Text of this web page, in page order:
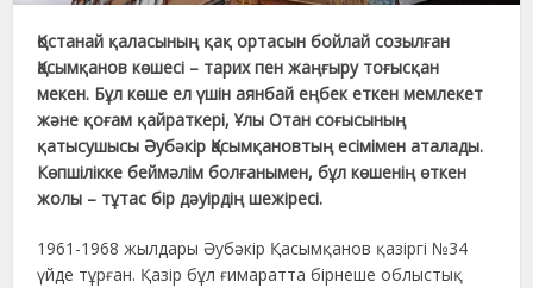
Қостанай қаласының қақ ортасын бойлай созылған
Қасымқанов көшесі – тарих пен жаңғыру тоғысқан
мекен. Бұл көше ел үшін аянбай еңбек еткен мемлекет
және қоғам қайраткері, Ұлы Отан соғысының
қатысушысы Әубәкір Қасымқановтың есімімен аталады.
Көпшілікке беймәлім болғанымен, бұл көшенің өткен
жолы – тұтас бір дәуірдің шежіресі.
1961-1968 жылдары Әубәкір Қасымқанов қазіргі №34
үйде тұрған. Қазір бұл ғимаратта бірнеше облыстық